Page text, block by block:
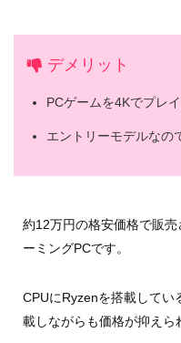
デメリット
PCゲームを4Kでプレ
エントリーモデルなの
約12万円の格安価格で販
ーミングPCです。
CPUにRyzenを搭載してい
載しながらも価格が抑えら